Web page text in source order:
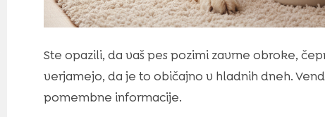
Ste opazili, da vaš pes pozimi zavrne obroke,
verjamejo, da je to običajno v hladnih dneh.
pomembne informacije.